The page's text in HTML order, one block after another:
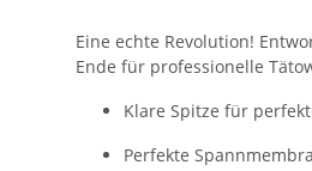
Eine echte Revolution!
Ende für professionelle
Klare Spitze für
Perfekte